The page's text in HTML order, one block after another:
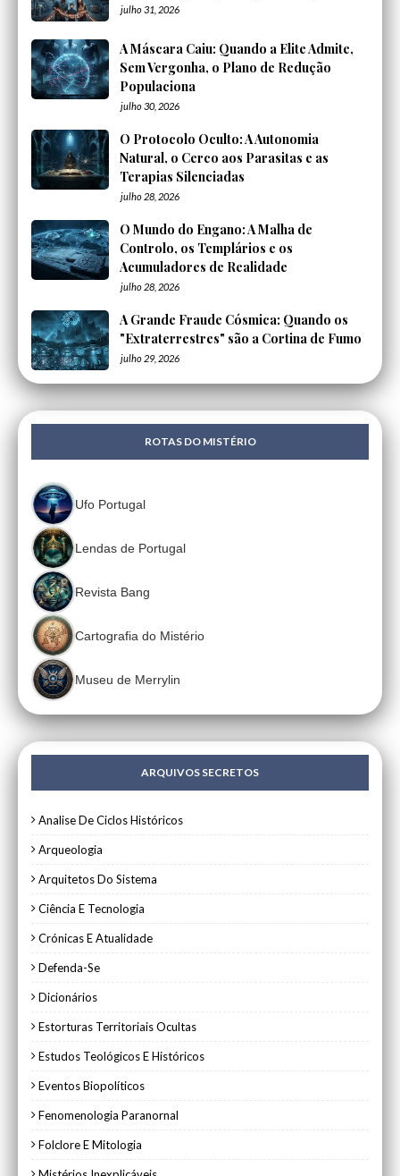
julho 31, 2026
A Máscara Caiu: Quando a Elite Admite,
Sem Vergonha, o Plano de Redução
Populaciona
julho 30, 2026
O Protocolo Oculto: A Autonomia
Natural, o Cerco aos Parasitas e as
Terapias Silenciadas
julho 28, 2026
O Mundo do Engano: A Malha de
Controlo, os Templários e os
Acumuladores de Realidade
julho 28, 2026
A Grande Fraude Cósmica: Quando os
"Extraterrestres" são a Cortina de Fumo
julho 29, 2026
ROTAS DO MISTÉRIO
Ufo Portugal
Lendas de Portugal
Revista Bang
Cartografia do Mistério
Museu de Merrylin
ARQUIVOS SECRETOS
Analise De Ciclos Históricos
Arqueologia
Arquitetos Do Sistema
Ciência E Tecnologia
Crónicas E Atualidade
Defenda-Se
Dicionários
Estorturas Territoriais Ocultas
Estudos Teológicos E Históricos
Eventos Biopolíticos
Fenomenologia Paranornal
Folclore E Mitologia